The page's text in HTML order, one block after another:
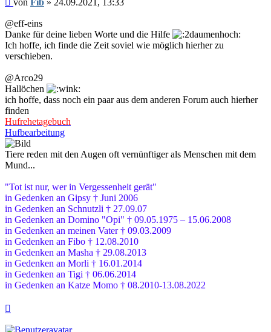
von Fib » 24.09.2021, 13:33
@eff-eins
Danke für deine lieben Worte und die Hilfe
Ich hoffe, ich finde die Zeit soviel wie möglich hierher zu
verschieben.
@Arco29
Hallöchen
ich hoffe, dass noch ein paar aus dem anderen Forum auch hierher
finden
Hufrehetagebuch
Hufbearbeitung
Tiere reden mit den Augen oft vernünftiger als Menschen mit dem
Mund...
"Tot ist nur, wer in Vergessenheit gerät"
in Gedenken an Gipsy † Juni 2006
in Gedenken an Schnutzli † 27.09.07
in Gedenken an Domino "Opi" † 09.05.1975 – 15.06.2008
in Gedenken an meinen Vater † 09.03.2009
in Gedenken an Fibo † 12.08.2010
in Gedenken an Masha † 29.08.2013
in Gedenken an Morli † 16.01.2014
in Gedenken an Tigi † 06.06.2014
in Gedenken an Katze Momo † 08.2010-13.08.2022